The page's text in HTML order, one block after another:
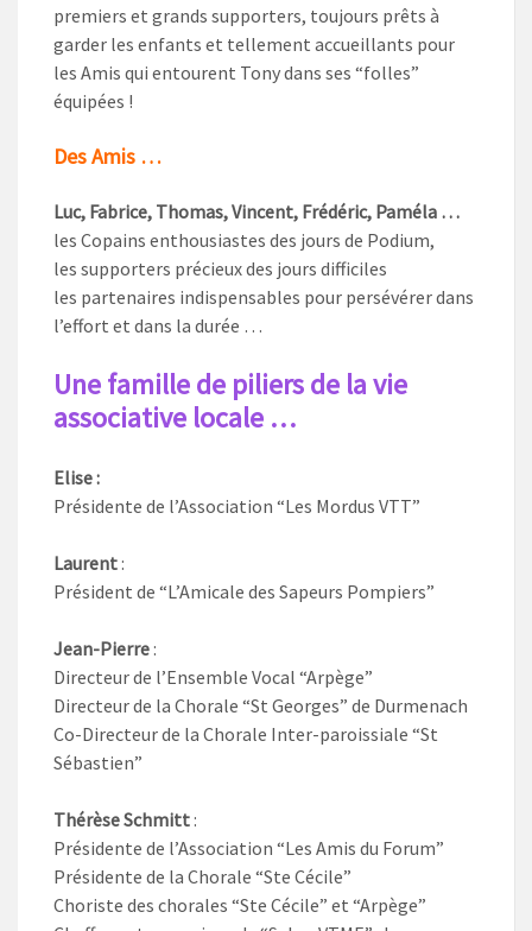
premiers et grands supporters, toujours prêts à
garder les enfants et tellement accueillants pour
les Amis qui entourent Tony dans ses “folles”
équipées !
Des Amis …
Luc, Fabrice, Thomas, Vincent, Frédéric, Paméla …
les Copains enthousiastes des jours de Podium,
les supporters précieux des jours difficiles
les partenaires indispensables pour persévérer dans
l’effort et dans la durée …
Une famille de piliers de la vie
associative locale …
Elise :
Présidente de l’Association “Les Mordus VTT”
Laurent :
Président de “L’Amicale des Sapeurs Pompiers”
Jean-Pierre :
Directeur de l’Ensemble Vocal “Arpège”
Directeur de la Chorale “St Georges” de Durmenach
Co-Directeur de la Chorale Inter-paroissiale “St
Sébastien”
Thérèse Schmitt :
Présidente de l’Association “Les Amis du Forum”
Présidente de la Chorale “Ste Cécile”
Choriste des chorales “Ste Cécile” et “Arpège”